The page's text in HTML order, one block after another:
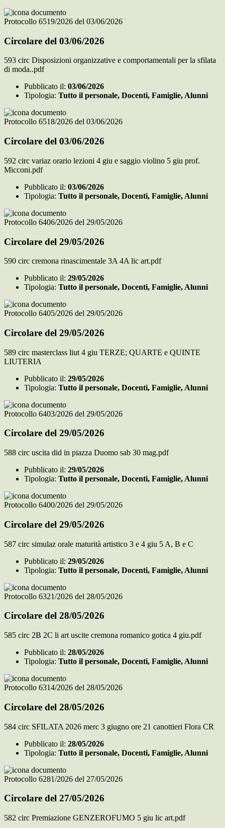
Protocollo 6519/2026 del 03/06/2026
Circolare del 03/06/2026
593 circ Disposizioni organizzative e comportamentali per la sfilata
di moda..pdf
Pubblicato il: 03/06/2026
Tipologia: Tutto il personale, Docenti, Famiglie, Alunni
Protocollo 6518/2026 del 03/06/2026
Circolare del 03/06/2026
592 circ variaz orario lezioni 4 giu e saggio violino 5 giu prof.
Micconi.pdf
Pubblicato il: 03/06/2026
Tipologia: Tutto il personale, Docenti, Famiglie, Alunni
Protocollo 6406/2026 del 29/05/2026
Circolare del 29/05/2026
590 circ cremona rinascimentale 3A 4A lic art.pdf
Pubblicato il: 29/05/2026
Tipologia: Tutto il personale, Docenti, Famiglie, Alunni
Protocollo 6405/2026 del 29/05/2026
Circolare del 29/05/2026
589 circ masterclass liut 4 giu TERZE; QUARTE e QUINTE
LIUTERIA
Pubblicato il: 29/05/2026
Tipologia: Tutto il personale, Docenti, Famiglie, Alunni
Protocollo 6403/2026 del 29/05/2026
Circolare del 29/05/2026
588 circ uscita did in piazza Duomo sab 30 mag.pdf
Pubblicato il: 29/05/2026
Tipologia: Tutto il personale, Docenti, Famiglie, Alunni
Protocollo 6400/2026 del 29/05/2026
Circolare del 29/05/2026
587 circ simulaz orale maturità artistico 3 e 4 giu 5 A, B e C
Pubblicato il: 29/05/2026
Tipologia: Tutto il personale, Docenti, Famiglie, Alunni
Protocollo 6321/2026 del 28/05/2026
Circolare del 28/05/2026
585 circ 2B 2C li art uscite cremona romanico gotica 4 giu.pdf
Pubblicato il: 28/05/2026
Tipologia: Tutto il personale, Docenti, Famiglie, Alunni
Protocollo 6314/2026 del 28/05/2026
Circolare del 28/05/2026
584 circ SFILATA 2026 merc 3 giugno ore 21 canottieri Flora CR
Pubblicato il: 28/05/2026
Tipologia: Tutto il personale, Docenti, Famiglie, Alunni
Protocollo 6281/2026 del 27/05/2026
Circolare del 27/05/2026
582 circ Premiazione GENZEROFUMO 5 giu lic art.pdf